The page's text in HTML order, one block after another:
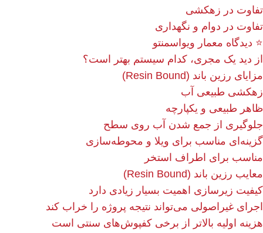
تفاوت در زهکشی
تفاوت در دوام و نگهداری
⭐ دیدگاه معمار ویواسمنتو
از دید یک مجری، کدام سیستم بهتر است؟
مزایای رزین باند (Resin Bound)
زهکشی طبیعی آب
ظاهر طبیعی و یکپارچه
جلوگیری از جمع شدن آب روی سطح
گزینه‌ای مناسب برای ویلا و محوطه‌سازی
مناسب برای اطراف استخر
معایب رزین باند (Resin Bound)
کیفیت زیرسازی اهمیت بسیار زیادی دارد
اجرای غیراصولی می‌تواند نتیجه پروژه را خراب کند
هزینه اولیه بالاتر از برخی کفپوش‌های سنتی است